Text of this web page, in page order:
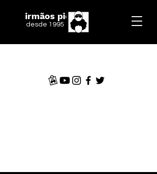
irmãos piologo
desde 1995